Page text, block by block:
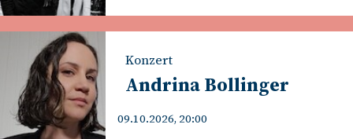
Konzert
Andrina Bollinger
09.10.2026, 20:00